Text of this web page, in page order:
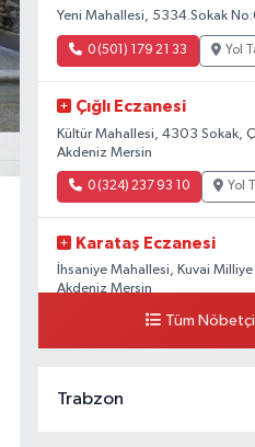
Yeni Mahallesi, 5334.Sokak
0 (501) 179 21 33 Yol
Çığlı Eczanesi
Kültür Mahallesi, 4303 Sokak,
Akdeniz Mersin
0 (324) 237 93 10 Yol
Karataş Eczanesi
İhsaniye Mahallesi, Kuvai
Akdeniz Mersin
0 (324) 336 19 52 Yol
Tüm
Trabzon